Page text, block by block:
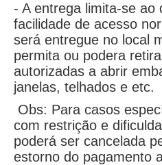
- A entrega limita-se
facilidade de acesso
será entregue no local
permita ou podera
autorizadas a abrir
janelas, telhados e etc.
Obs: Para casos
com restrição e
poderá ser cancelada
estorno do pagamento